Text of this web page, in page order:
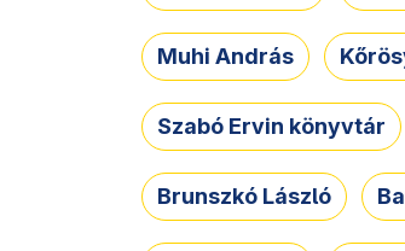
Muhi András
Szabó Ervin könyvtár
Brunszkó László